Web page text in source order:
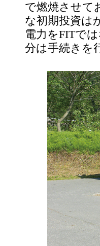
で燃焼させて
な初期投資は
電力をFITで
分は手続きを